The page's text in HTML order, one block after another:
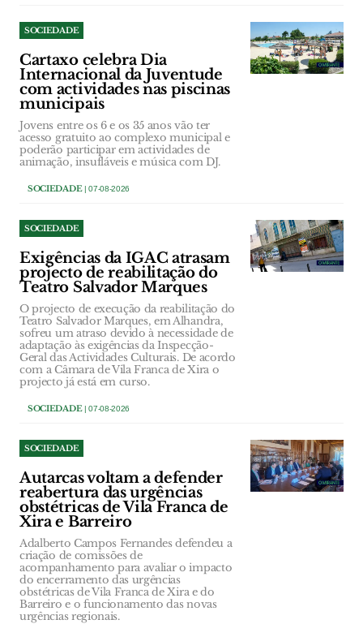
SOCIEDADE
Cartaxo celebra Dia
Internacional da Juventude
com actividades nas piscinas
municipais
Jovens entre os 6 e os 35 anos vão ter
acesso gratuito ao complexo municipal e
poderão participar em actividades de
animação, insufláveis e música com DJ.
SOCIEDADE| 07-08-2026
SOCIEDADE
Exigências da IGAC atrasam
projecto de reabilitação do
Teatro Salvador Marques
O projecto de execução da reabilitação do
Teatro Salvador Marques, em Alhandra,
sofreu um atraso devido à necessidade de
adaptação às exigências da Inspecção-
Geral das Actividades Culturais. De acordo
com a Câmara de Vila Franca de Xira o
projecto já está em curso.
SOCIEDADE| 07-08-2026
SOCIEDADE
Autarcas voltam a defender
reabertura das urgências
obstétricas de Vila Franca de
Xira e Barreiro
Adalberto Campos Fernandes defendeu a
criação de comissões de
acompanhamento para avaliar o impacto
do encerramento das urgências
obstétricas de Vila Franca de Xira e do
Barreiro e o funcionamento das novas
urgências regionais.